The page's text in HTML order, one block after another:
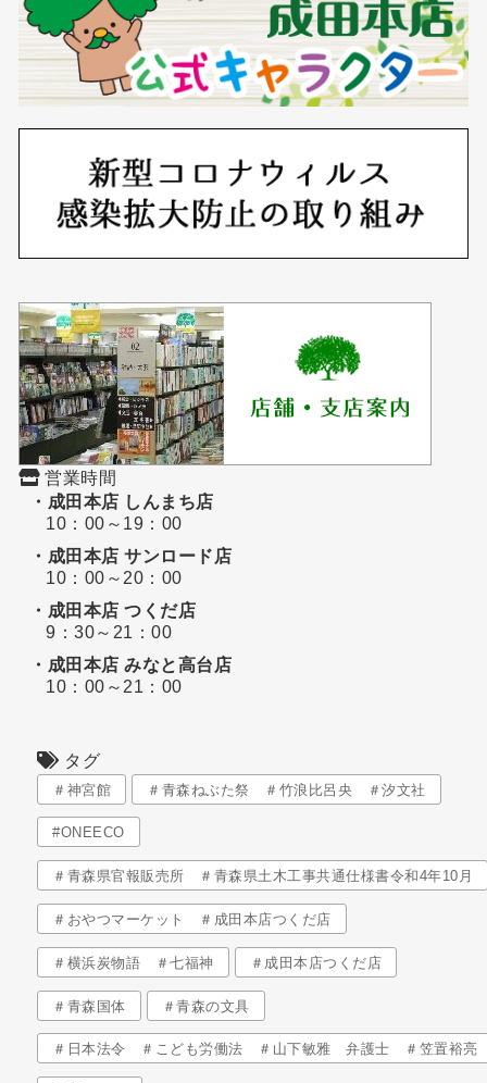
営業時間
・成田本店 しんまち店
10：00～19：00
・成田本店 サンロード店
10：00～20：00
・成田本店 つくだ店
9：30～21：00
・成田本店 みなと高台店
10：00～21：00
タグ
＃神宮館 ＃青森ねぶた祭 ＃竹浪比呂央 ＃汐文社
#ONEECO
＃青森県官報販売所 ＃青森県土木工事共通仕様書令和4年10月
＃おやつマーケット ＃成田本店つくだ店
＃横浜炭物語 ＃七福神 ＃成田本店つくだ店
＃青森国体 ＃青森の文具
＃日本法令 ＃こども労働法 ＃山下敏雅 弁護士 ＃笠置裕亮